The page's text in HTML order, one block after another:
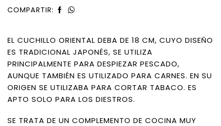
COMPARTIR:
EL CUCHILLO ORIENTAL DEBA DE 18 CM, CUYO DISEÑO
ES TRADICIONAL JAPONÉS, SE UTILIZA
PRINCIPALMENTE PARA DESPIEZAR PESCADO,
AUNQUE TAMBIÉN ES UTILIZADO PARA CARNES. EN SU
ORIGEN SE UTILIZABA PARA CORTAR TABACO. ES
APTO SOLO PARA LOS DIESTROS.
SE TRATA DE UN COMPLEMENTO DE COCINA MUY